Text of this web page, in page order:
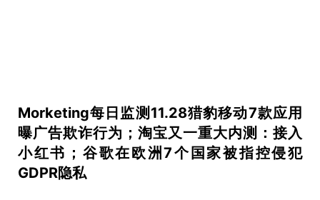
Morketing每日监测11.28猎豹移动7款应用
曝广告欺诈行为；淘宝又一重大内测：接入
小红书；谷歌在欧洲7个国家被指控侵犯
GDPR隐私